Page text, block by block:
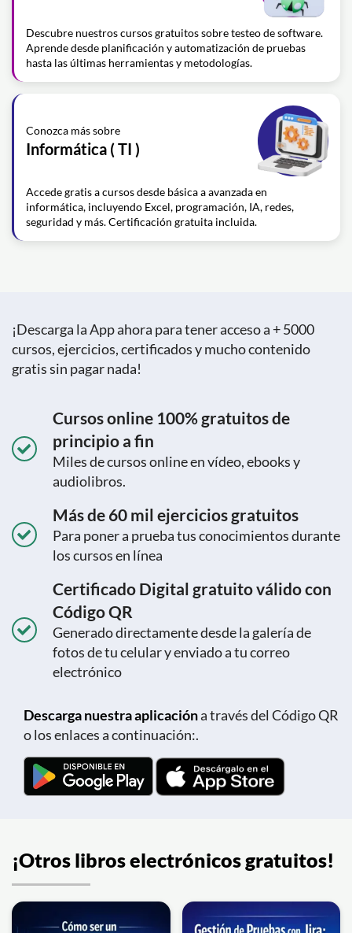
Descubre nuestros cursos gratuitos sobre testeo de software.
Aprende desde planificación y automatización de pruebas
hasta las últimas herramientas y metodologías.
Conozca más sobre
Informática ( TI )
Accede gratis a cursos desde básica a avanzada en
informática, incluyendo Excel, programación, IA, redes,
seguridad y más. Certificación gratuita incluida.
¡Descarga la App ahora para tener acceso a + 5000
cursos, ejercicios, certificados y mucho contenido
gratis sin pagar nada!
Cursos online 100% gratuitos de
principio a fin
Miles de cursos online en vídeo, ebooks y
audiolibros.
Más de 60 mil ejercicios gratuitos
Para poner a prueba tus conocimientos durante
los cursos en línea
Certificado Digital gratuito válido con
Código QR
Generado directamente desde la galería de
fotos de tu celular y enviado a tu correo
electrónico
Descarga nuestra aplicacióna través del Código QR
o los enlaces a continuación:.
¡Otros libros electrónicos gratuitos!